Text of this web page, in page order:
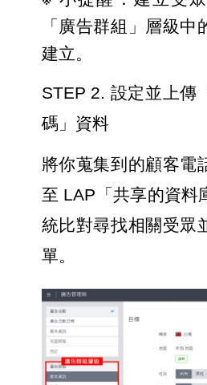
「廣告群組」層級
建立。
STEP 2. 設定並上傳
碼」資料
將你蒐集到的顧客電
至 LAP「共享的資料
統比對尋找相關受眾
單。